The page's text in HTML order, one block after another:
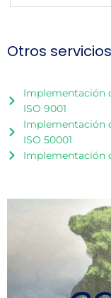
Otros
Implementación
ISO 9001
Implementación
ISO 50001
Implementación